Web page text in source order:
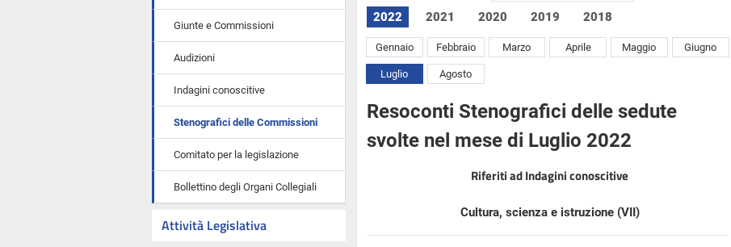
Giunte e Commissioni
Audizioni
Indagini conoscitive
Stenografici delle Commissioni
Comitato per la legislazione
Bollettino degli Organi Collegiali
Attività Legislativa
2022
Gennaio Febbraio Marzo Aprile Maggio Giugno
Luglio Agosto
2021 2020 2019 2018
Resoconti Stenografici delle sedute
svolte nel mese di Luglio 2022
Riferiti ad Indagini conoscitive
Cultura, scienza e istruzione (VII)